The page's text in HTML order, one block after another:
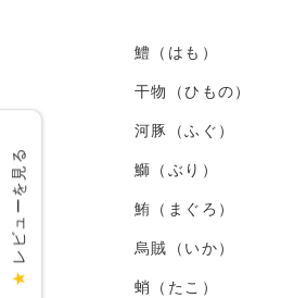
鱧（はも）
干物（ひもの）
河豚（ふぐ）
鰤（ぶり）
鮪（まぐろ）
烏賊（いか）
蛸（たこ）
★
レビューを見る